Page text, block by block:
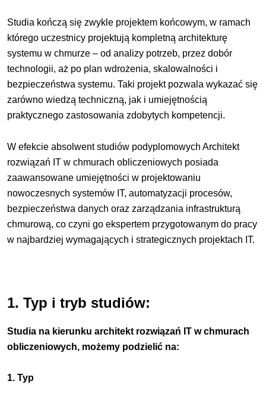
Studia kończą się zwykle projektem końcowym, w ramach
którego uczestnicy projektują kompletną architekturę
systemu w chmurze – od analizy potrzeb, przez dobór
technologii, aż po plan wdrożenia, skalowalności i
bezpieczeństwa systemu. Taki projekt pozwala wykazać się
zarówno wiedzą techniczną, jak i umiejętnością
praktycznego zastosowania zdobytych kompetencji.
W efekcie absolwent studiów podyplomowych Architekt
rozwiązań IT w chmurach obliczeniowych posiada
zaawansowane umiejętności w projektowaniu
nowoczesnych systemów IT, automatyzacji procesów,
bezpieczeństwa danych oraz zarządzania infrastrukturą
chmurową, co czyni go ekspertem przygotowanym do pracy
w najbardziej wymagających i strategicznych projektach IT.
1. Typ i tryb studiów:
Studia na kierunku architekt rozwiązań IT w chmurach
obliczeniowych, możemy podzielić na:
1. Typ